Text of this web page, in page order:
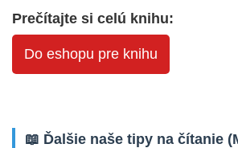
Prečítajte si celú knihu:
Do eshopu pre knihu
📖 Ďalšie naše tipy na čítanie